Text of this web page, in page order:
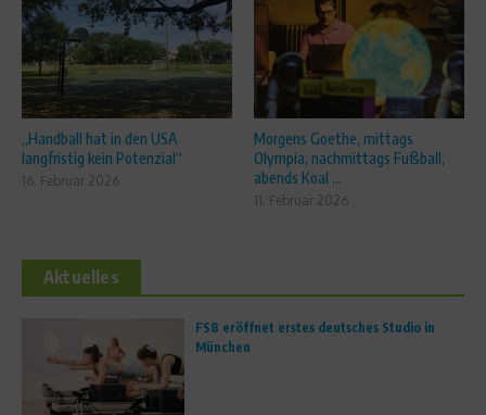
„Handball hat in den USA
langfristig kein Potenzial“
16. Februar 2026
Morgens Goethe, mittags
Olympia, nachmittags Fußball,
abends Koal ...
11. Februar 2026
Aktuelles
FS8 eröffnet erstes deutsches Studio in
München